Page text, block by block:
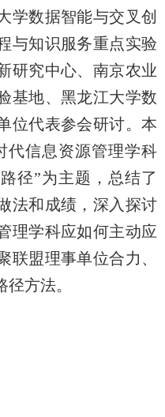
学数据智能与交叉创
与知识服务重点实验
研究中心、南京农业
基地、黑龙江大学数
位代表参会研讨。本
代信息资源管理学科
径”为主题，总结了
法和成绩，深入探讨
理学科应如何主动应
联盟理事单位合力、
方法。